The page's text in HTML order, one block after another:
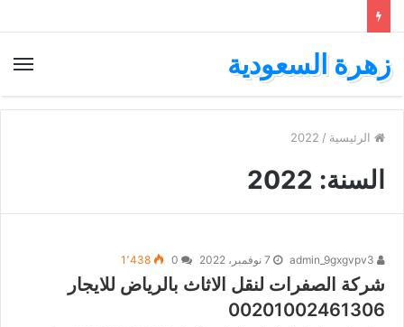
زهرة السعودية
الرئيسية /
2022
السنة: 2022
7 نوفمبر، 2022 1٬438
شركة الصفرات لنقل الاثاث بالرياض للايجار
00201002461306